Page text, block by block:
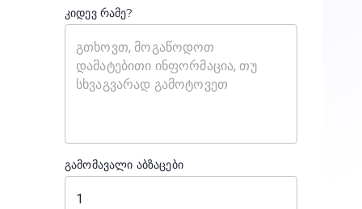
კიდევ რამე?
გამომავალი აბზაცები